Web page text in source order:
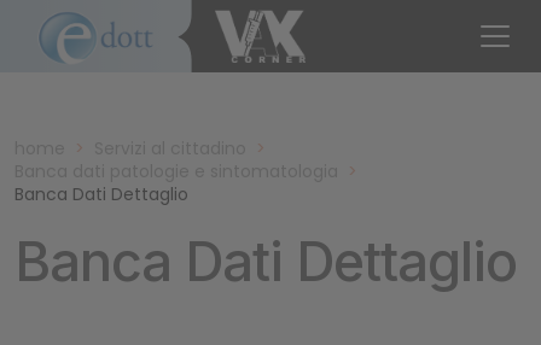
>
>
>
Banca Dati Dettaglio
Banca Dati Dettaglio